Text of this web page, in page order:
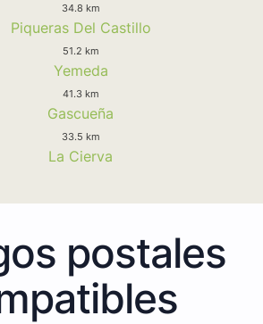
34.8 km
Piqueras Del Castillo
51.2 km
Yemeda
41.3 km
Gascueña
33.5 km
La Cierva
postales